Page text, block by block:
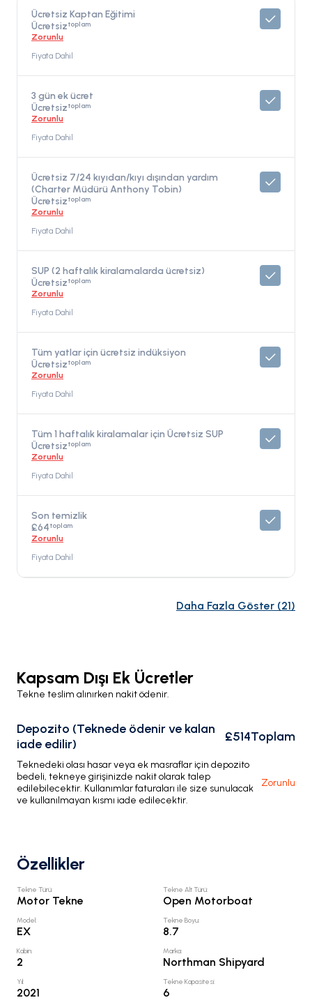
Ücretsiz Kaptan Eğitimi
Ücretsiztoplam
Zorunlu
Fiyata Dahil
3 gün ek ücret
Ücretsiztoplam
Zorunlu
Fiyata Dahil
Ücretsiz 7/24 kıyıdan/kıyı dışından yardım
(Charter Müdürü Anthony Tobin)
Ücretsiztoplam
Zorunlu
Fiyata Dahil
SUP (2 haftalık kiralamalarda ücretsiz)
Ücretsiztoplam
Zorunlu
Fiyata Dahil
Tüm yatlar için ücretsiz indüksiyon
Ücretsiztoplam
Zorunlu
Fiyata Dahil
Tüm 1 haftalık kiralamalar için Ücretsiz SUP
Ücretsiztoplam
Zorunlu
Fiyata Dahil
Son temizlik
£64toplam
Zorunlu
Fiyata Dahil
Daha Fazla Göster (21)
Kapsam Dışı Ek Ücretler
Tekne teslim alınırken nakit ödenir.
Depozito (Teknede ödenir ve kalan
iade edilir)
£514Toplam
Teknedeki olası hasar veya ek masraflar için depozito
bedeli, tekneye girişinizde nakit olarak talep
edilebilecektir. Kullanımlar faturaları ile size sunulacak
ve kullanılmayan kısmı iade edilecektir.
Zorunlu
Özellikler
Tekne Türü:
Motor Tekne
Tekne Alt Türü:
Open Motorboat
Model:
EX
Tekne Boyu:
8.7
Kabin:
2
Marka:
Northman Shipyard
Yıl:
2021
Tekne Kapasitesi:
6